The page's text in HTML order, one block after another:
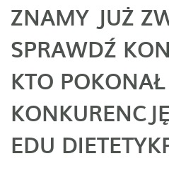
ZNAMY JUŻ
SPRAWDŹ
KTO POKONAŁ
EDU